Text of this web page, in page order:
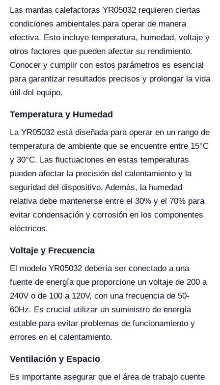
Las mantas calefactoras YR05032 requieren ciertas
condiciones ambientales para operar de manera
efectiva. Esto incluye temperatura, humedad, voltaje y
otros factores que pueden afectar su rendimiento.
Conocer y cumplir con estos parámetros es esencial
para garantizar resultados precisos y prolongar la vida
útil del equipo.
Temperatura y Humedad
La YR05032 está diseñada para operar en un rango de
temperatura de ambiente que se encuentre entre 15°C
y 30°C. Las fluctuaciones en estas temperaturas
pueden afectar la precisión del calentamiento y la
seguridad del dispositivo. Además, la humedad
relativa debe mantenerse entre el 30% y el 70% para
evitar condensación y corrosión en los componentes
eléctricos.
Voltaje y Frecuencia
El modelo YR05032 debería ser conectado a una
fuente de energía que proporcione un voltaje de 200 a
240V o de 100 a 120V, con una frecuencia de 50-
60Hz. Es crucial utilizar un suministro de energía
estable para evitar problemas de funcionamiento y
errores en el calentamiento.
Ventilación y Espacio
Es importante asegurar que el área de trabajo cuente